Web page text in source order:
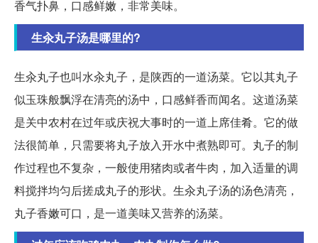
香气扑鼻，口感鲜嫩，非常美味。
生汆丸子汤是哪里的?
生汆丸子也叫水汆丸子，是陕西的一道汤菜。它以其丸子
似玉珠般飘浮在清亮的汤中，口感鲜香而闻名。这道汤菜
是关中农村在过年或庆祝大事时的一道上席佳肴。它的做
法很简单，只需要将丸子放入开水中煮熟即可。丸子的制
作过程也不复杂，一般使用猪肉或者牛肉，加入适量的调
料搅拌均匀后搓成丸子的形状。生汆丸子汤的汤色清亮，
丸子香嫩可口，是一道美味又营养的汤菜。